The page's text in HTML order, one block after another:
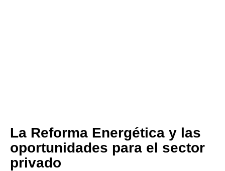
La Reforma Energética y las
oportunidades para el sector
privado